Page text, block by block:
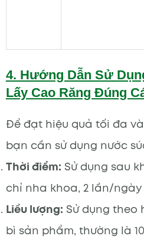
4. Hướng Dẫn Sử
Lấy Cao Răng Đúng
Để đạt hiệu quả tối đa
bạn cần sử dụng nước
Thời điểm: Sử dụng sau
chỉ nha khoa, 2 lần/ngày
Liều lượng: Sử dụng theo
bì sản phẩm, thường là